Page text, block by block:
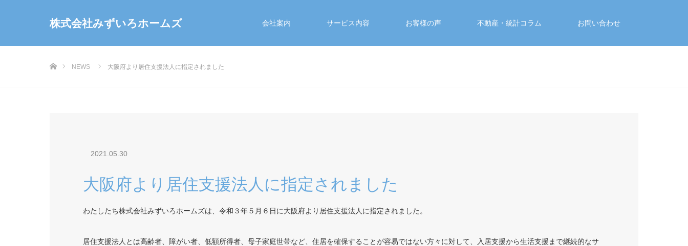
株式会社みずいろホームズ 会社案内 サービス内容 お客様の声 不動産・統計コラム お問い合わせ
NEWS 大阪府より居住支援法人に指定されました
2021.05.30
大阪府より居住支援法人に指定されました
わたしたち株式会社みずいろホームズは、令和３年５月６日に大阪府より居住支援法人に指定されました。
居住支援法人とは高齢者、障がい者、低額所得者、母子家庭世帯など、住居を確保することが容易ではない方々に対して、入居支援から生活支援まで継続的なサ